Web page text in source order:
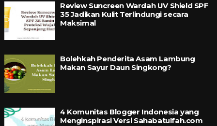
Review Suncreen Wardah UV Shield SPF
35 Jadikan Kulit Terlindungi secara
Maksimal
Bolehkah Penderita Asam Lambung
Makan Sayur Daun Singkong?
4 Komunitas Blogger Indonesia yang
Menginspirasi Versi Sahabatulfah.com